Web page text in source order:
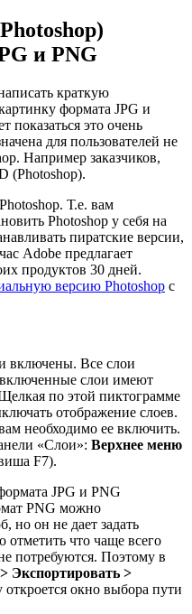
и PNG
краткую
формата JPG и
показаться это очень
для пользователей не
Например заказчиков,
(Photoshop).
Т.е. вам
Photoshop у себя на
пиратские версии,
Adobe предлагает
продуктов 30 дней.
версию Photoshop с
включены. Все слои
слои имеют
по этой пиктограмме
отображение слоев.
необходимо ее включить.
«Слои»: Верхнее меню
F7).
PNG можно
но он не дает задать
что чаще всего
потребуются. Поэтому в
Экспортировать >
откроется окно выбора пути